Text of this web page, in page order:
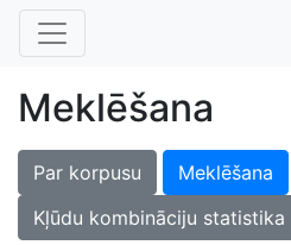
Meklēšana
Par korpusu Meklēšana
Kļūdu kombināciju statistika